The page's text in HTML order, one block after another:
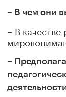
– В чем они
– В качестве
–